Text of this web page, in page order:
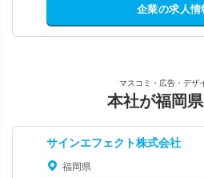
企業の求人情
マスコミ・広告・デザ
本社が福岡
サインエフェクト株式会社
福岡県